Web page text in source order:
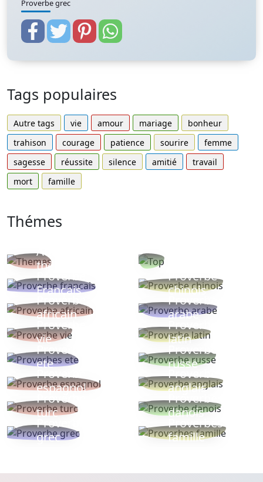
Proverbe grec
Tags populaires
Autre tags vie amour mariage
bonheur
trahison
courage patience sourire
femme
sagesse
réussite silence amitié
travail
mort
famille
Thémes
Autres
thèmes
Proverbe
Français
Proverbe
chinois
Proverbe
africain
Proverbe
arabe
Proverbe
vie
Proverbe
latin
Proverbes
ete
Proverbe
russe
Proverbe
espagnol
Proverbe
anglais
Proverbe
turc
Proverbe
danois
Proverbe
grec
Proverbes
famille